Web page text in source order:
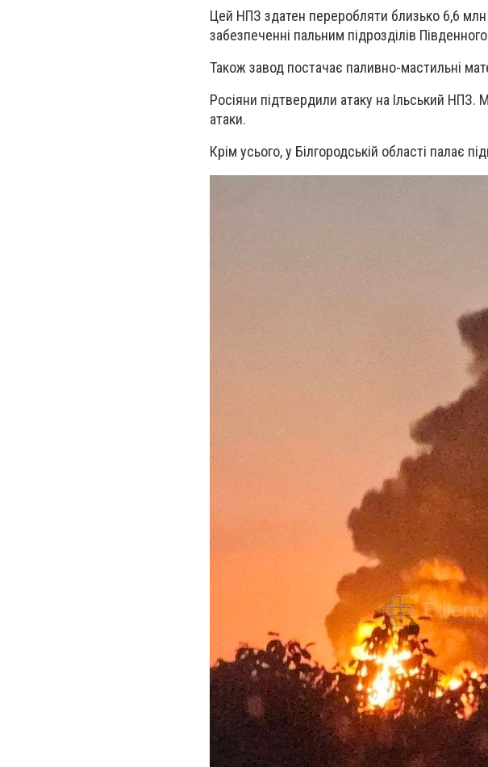
Цей НПЗ здатен переробляти близько 6,6
забезпеченні пальним підрозділів
Також завод постачає паливно-мастильні
Росіяни підтвердили атаку на Ільський
атаки.
Крім усього, у Білгородській області палає